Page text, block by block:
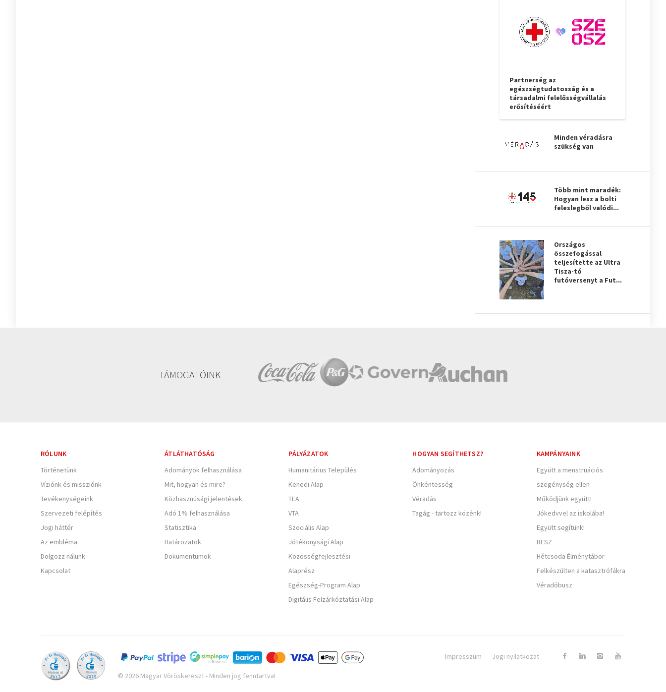
Partnerség az
egészségtudatosság és a
társadalmi felelősségvállalás
erősítéséért
Minden véradásra
szükség van
Több mint maradék:
Hogyan lesz a bolti
feleslegből valódi...
Országos
összefogással
teljesítette az Ultra
Tisza-tó
futóversenyt a Fut...
TÁMOGATÓINK
RÓLUNK
Történetünk
Víziónk és missziónk
Tevékenységeink
Szervezeti felépítés
Jogi háttér
Az embléma
Dolgozz nálunk
Kapcsolat
ÁTLÁTHATÓSÁG
Adományok felhasználása
Mit, hogyan és mire?
Közhasznúsági jelentések
Adó 1% felhasználása
Statisztika
Határozatok
Dokumentumok
PÁLYÁZATOK
Humanitárius Település
Kenedi Alap
TEA
VTA
Szociális Alap
Jótékonysági Alap
Közösségfejlesztési
Alaprész
Egészség-Program Alap
Digitális Felzárkóztatási Alap
HOGYAN SEGÍTHETSZ?
Adományozás
Önkéntesség
Véradás
Tagág - tartozz közénk!
KAMPÁNYAINK
Együtt a menstruációs
szegénység ellen
Működjünk együtt!
Jókedvvel az iskolába!
Együtt segítünk!
BESZ
Hétcsoda Élménytábor
Felkészülten a katasztrófákra
Véradóbusz
© 2026 Magyar Vöröskereszt - Minden jog fenntartva!
Impresszum Jogi nyilatkozat